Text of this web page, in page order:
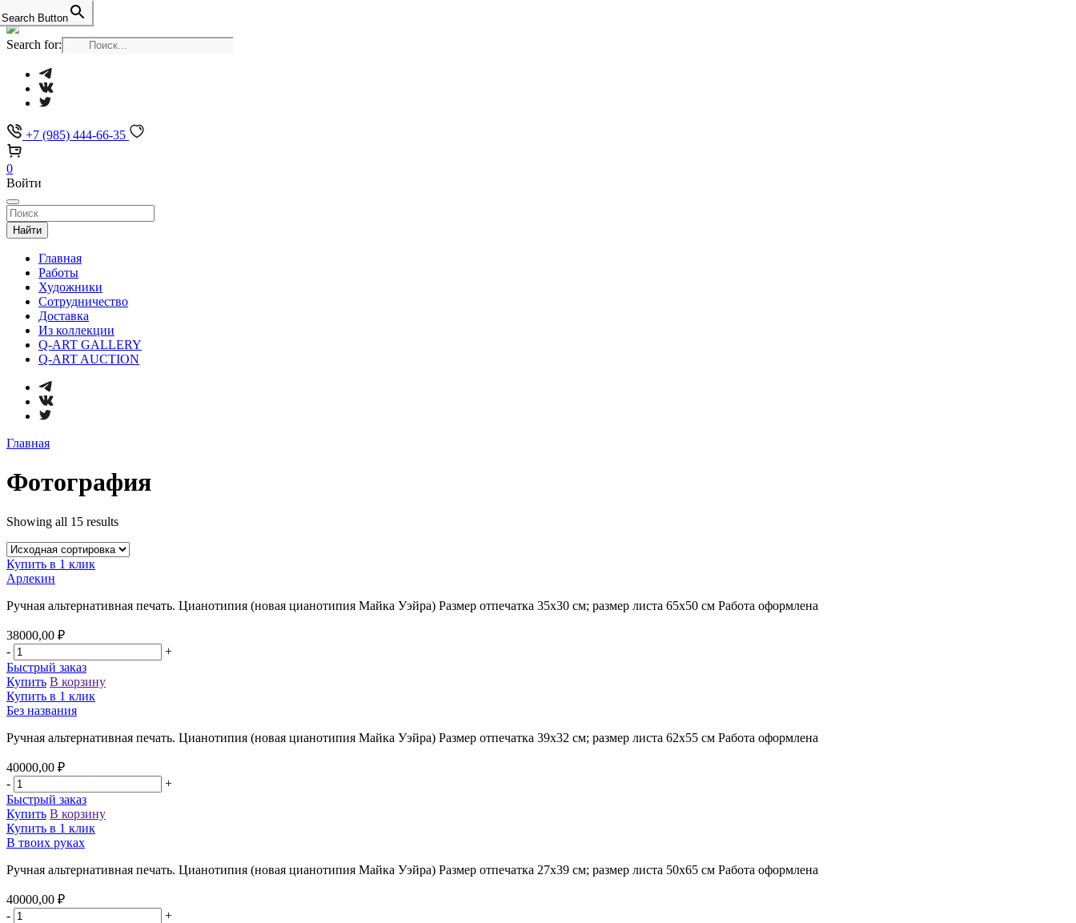
Search for:
Search Button
+7 (985) 444-66-35
0
Войти
Найти
Главная
Работы
Художники
Сотрудничество
Доставка
Из коллекции
Q-ART GALLERY
Q-ART AUCTION
Главная
Фотография
Showing all 15 results
Купить в 1 клик
Арлекин
Ручная альтернативная печать. Цианотипия (новая цианотипия Майка Уэйра) Размер отпечатка 35х30 см; размер листа 65х50 см Работа оформлена
38000,00 ₽
-
+
Быстрый заказ
Купить В корзину
Купить в 1 клик
Без названия
Ручная альтернативная печать. Цианотипия (новая цианотипия Майка Уэйра) Размер отпечатка 39х32 см; размер листа 62х55 см Работа оформлена
40000,00 ₽
-
+
Быстрый заказ
Купить В корзину
Купить в 1 клик
В твоих руках
Ручная альтернативная печать. Цианотипия (новая цианотипия Майка Уэйра) Размер отпечатка 27х39 см; размер листа 50х65 см Работа оформлена
40000,00 ₽
-
+